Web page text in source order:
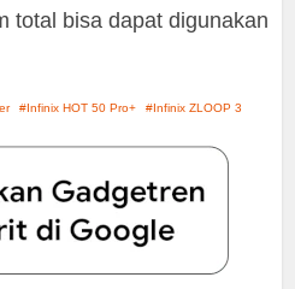
total bisa dapat digunakan
Infinix HOT 50 Pro+ Infinix ZLOOP 3